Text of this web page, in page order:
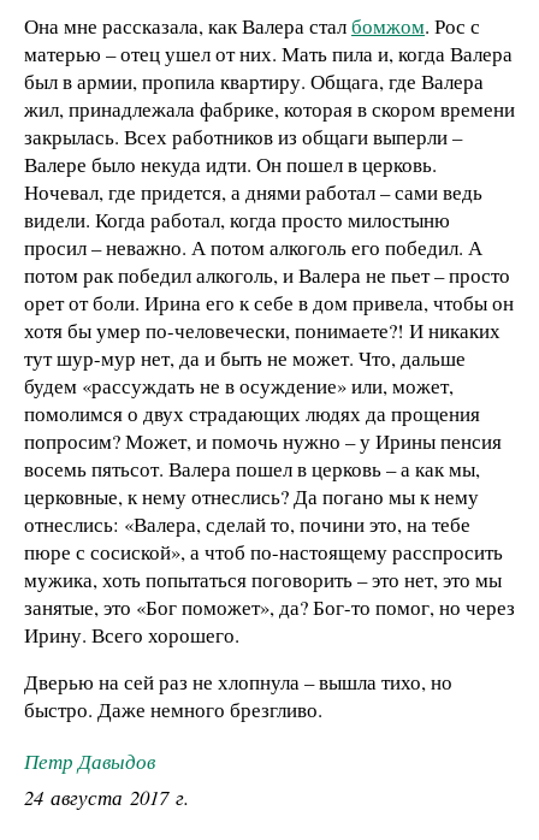
Она мне рассказала, как Валера сталбомжом. Рос с
матерью – отец ушел от них. Мать пила и, когда Валера
был в армии, пропила квартиру. Общага, где Валера
жил, принадлежала фабрике, которая в скором времени
закрылась. Всех работников из общаги выперли –
Валере было некуда идти. Он пошел в церковь.
Ночевал, где придется, а днями работал – сами ведь
видели. Когда работал, когда просто милостыню
просил – неважно. А потом алкоголь его победил. А
потом рак победил алкоголь, и Валера не пьет – просто
орет от боли. Ирина его к себе в дом привела, чтобы он
хотя бы умер по-человечески, понимаете?! И никаких
тут шур-мур нет, да и быть не может. Что, дальше
будем «рассуждать не в осуждение» или, может,
помолимся о двух страдающих людях да прощения
попросим? Может, и помочь нужно – у Ирины пенсия
восемь пятьсот. Валера пошел в церковь – а как мы,
церковные, к нему отнеслись? Да погано мы к нему
отнеслись: «Валера, сделай то, почини это, на тебе
пюре с сосиской», а чтоб по-настоящему расспросить
мужика, хоть попытаться поговорить – это нет, это мы
занятые, это «Бог поможет», да? Бог-то помог, но через
Ирину. Всего хорошего.
Дверью на сей раз не хлопнула – вышла тихо, но
быстро. Даже немного брезгливо.
Петр Давыдов
24 августа 2017 г.